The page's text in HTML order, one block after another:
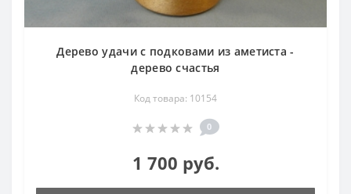
Дерево удачи с подковами из аметиста -
дерево счастья
Код товара: 10154
0
1 700 руб.